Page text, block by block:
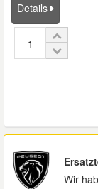
Details
Wir